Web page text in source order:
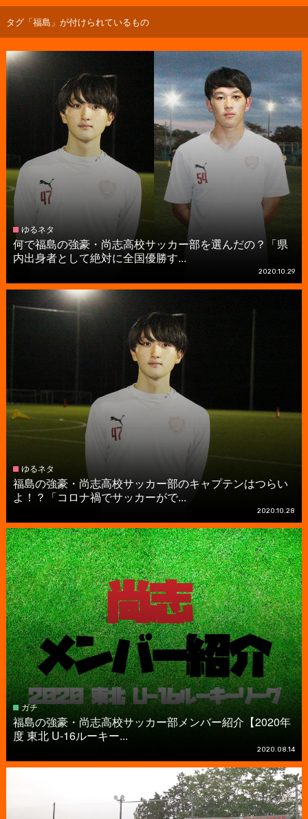
タグ「福島」が付けられているもの
ゆるネタ
何で福島の強豪・尚志高校サッカー部を選んだの？「県
内出身者として絶対に全国優勝す...
2020.10.29
ゆるネタ
福島の強豪・尚志高校サッカー部のキャプテンはつらい
よ！？「コロナ禍でサッカーがで...
2020.10.28
ガチ
福島の強豪・尚志高校サッカー部メンバー紹介【2020年
度 東北 U-16ルーキー...
2020.08.14